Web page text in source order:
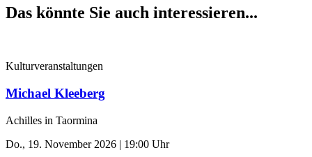
Das könnte Sie auch interessieren...
Kulturveranstaltungen
Michael Kleeberg
Achilles in Taormina
Do., 19. November 2026 | 19:00 Uhr